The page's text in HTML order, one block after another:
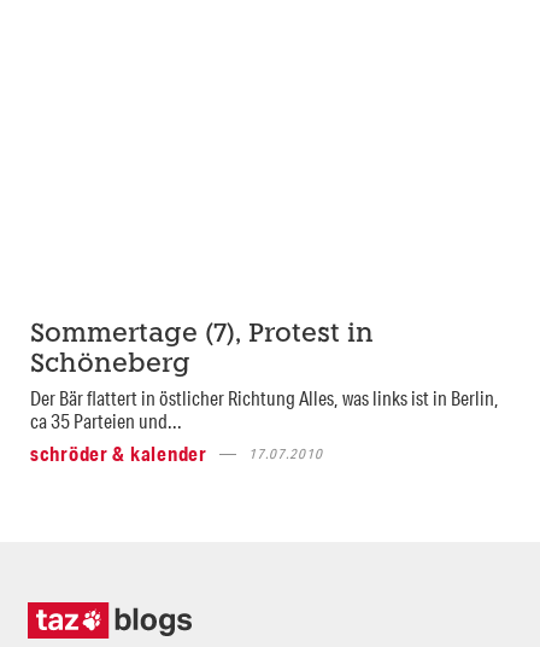
Sommertage (7), Protest in
Schöneberg
Der Bär flattert in östlicher Richtung Alles, was links ist in Berlin,
ca 35 Parteien und...
schröder & kalender
17.07.2010